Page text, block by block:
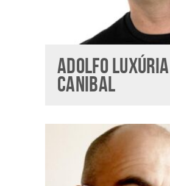
ADOLFO LUXÚRIA
CANIBAL